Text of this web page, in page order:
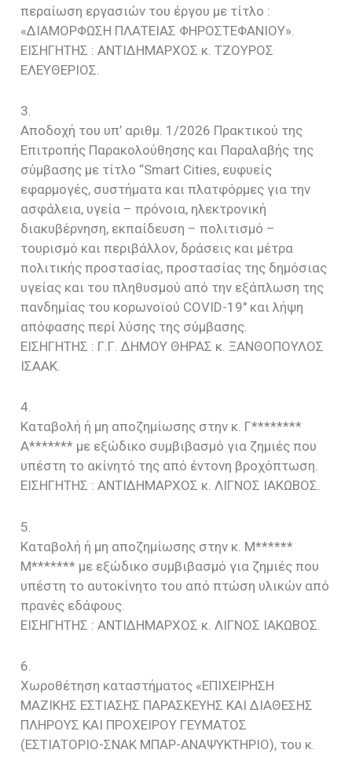
περαίωση εργασιών του έργου με τίτλο :
«ΔΙΑΜΟΡΦΩΣΗ ΠΛΑΤΕΙΑΣ ΦΗΡΟΣΤΕΦΑΝΙΟΥ».
EIΣΗΓΗΤΗΣ : ΑΝΤΙΔΗΜΑΡΧΟΣ κ. ΤΖΟΥΡΟΣ
ΕΛΕΥΘΕΡΙΟΣ.
3.
Αποδοχή του υπ’ αριθμ. 1/2026 Πρακτικού της
Επιτροπής Παρακολούθησης και Παραλαβής της
σύμβασης με τίτλο “Smart Cities, ευφυείς
εφαρμογές, συστήματα και πλατφόρμες για την
ασφάλεια, υγεία – πρόνοια, ηλεκτρονική
διακυβέρνηση, εκπαίδευση – πολιτισμό –
τουρισμό και περιβάλλον, δράσεις και μέτρα
πολιτικής προστασίας, προστασίας της δημόσιας
υγείας και του πληθυσμού από την εξάπλωση της
πανδημίας του κορωνοϊού COVID-19″ και λήψη
απόφασης περί λύσης της σύμβασης.
EIΣΗΓΗΤΗΣ : Γ.Γ. ΔΗΜΟΥ ΘΗΡΑΣ κ. ΞΑΝΘΟΠΟΥΛΟΣ
ΙΣΑΑΚ.
4.
Καταβολή ή μη αποζημίωσης στην κ. Γ********
Α******* με εξώδικο συμβιβασμό για ζημιές που
υπέστη το ακίνητό της από έντονη βροχόπτωση.
EIΣΗΓΗΤΗΣ : ΑΝΤΙΔΗΜΑΡΧΟΣ κ. ΛΙΓΝΟΣ ΙΑΚΩΒΟΣ.
5.
Καταβολή ή μη αποζημίωσης στην κ. Μ******
Μ******* με εξώδικο συμβιβασμό για ζημιές που
υπέστη το αυτοκίνητο του από πτώση υλικών από
πρανές εδάφους.
EIΣΗΓΗΤΗΣ : ΑΝΤΙΔΗΜΑΡΧΟΣ κ. ΛΙΓΝΟΣ ΙΑΚΩΒΟΣ.
6.
Χωροθέτηση καταστήματος «ΕΠΙΧΕΙΡΗΣΗ
ΜΑΖΙΚΗΣ ΕΣΤΙΑΣΗΣ ΠΑΡΑΣΚΕΥΗΣ ΚΑΙ ΔΙΑΘΕΣΗΣ
ΠΛΗΡΟΥΣ ΚΑΙ ΠΡΟΧΕΙΡΟΥ ΓΕΥΜΑΤΟΣ
(ΕΣΤΙΑΤΟΡΙΟ-ΣΝΑΚ ΜΠΑΡ-ΑΝΑΨΥΚΤΗΡΙΟ), του κ.